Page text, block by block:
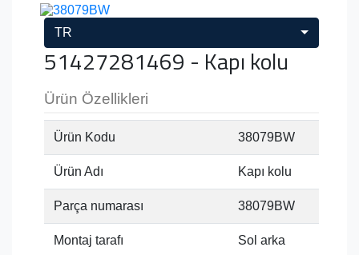
TR
51427281469 - Kapı kolu
Ürün Özellikleri
Ürün Kodu 38079BW
Ürün Adı Kapı kolu
Parça numarası 38079BW
Montaj tarafı Sol arka